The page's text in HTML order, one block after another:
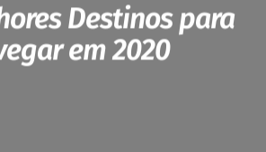
Destinos para
em 2020